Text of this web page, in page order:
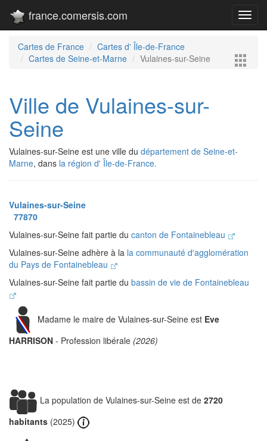
france.comersis.com
Cartes de France
Cartes d' Île-de-France
Cartes de Seine-et-Marne
Vulaines-sur-Seine
Ville de Vulaines-sur-
Seine
Vulaines-sur-Seine est une ville du département de Seine-et-
Marne, dans la région d' Île-de-France.
Vulaines-sur-Seine
77870
Vulaines-sur-Seine fait partie du canton de Fontainebleau
Vulaines-sur-Seine adhère à la la communauté d'agglomération
du Pays de Fontainebleau
Vulaines-sur-Seine fait partie du bassin de vie de Fontainebleau
Madame le maire de Vulaines-sur-Seine est Eve
HARRISON - Profession libérale (2026)
La population de Vulaines-sur-Seine est de 2720
habitants (2025)